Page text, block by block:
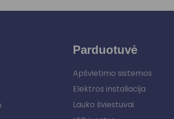
Parduotuvė
Apšvietimo sistemos
Elektros instaliacija
Lauko šviestuvai